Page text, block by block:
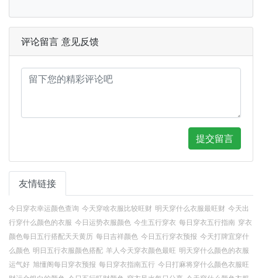
评论留言 意见反馈
提交留言
友情链接
今日穿衣幸运颜色查询 今天穿啥衣服比较旺财 明天穿什么衣服最旺财 今天出
行穿什么颜色的衣服 今日运势衣服颜色 今生五行穿衣 每日穿衣五行指南 穿衣
颜色每日五行搭配天天黄历 每日吉祥颜色 今日五行穿衣预报 今天打牌宜穿什
么颜色 明日五行衣服颜色搭配 羊人今天穿衣颜色最旺 明天穿什么颜色的衣服
运气好 旭懂阁每日穿衣预报 每日穿衣指南五行 今日打麻将穿什么颜色衣服旺